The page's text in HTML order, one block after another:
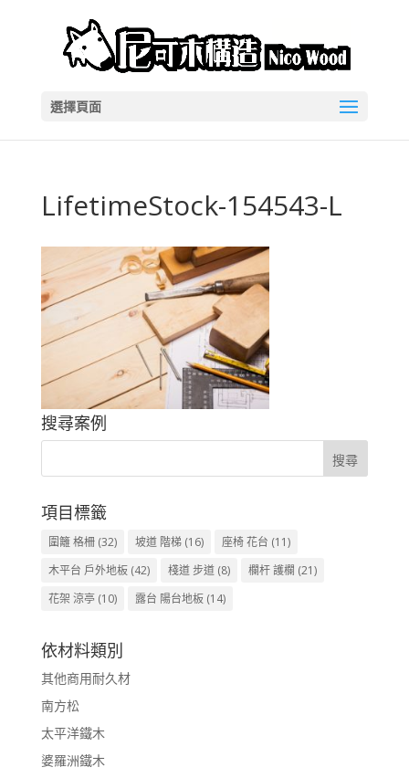
選擇頁面
LifetimeStock-154543-L
搜尋案例
項目標籤
圍籬 格柵(32) 坡道 階梯(16) 座椅 花台 (11)
木平台 戶外地板(42) 棧道 步道(8) 欄杆 護欄 (21)
花架 涼亭(10) 露台 陽台地板(14)
依材料類別
其他商用耐久材
南方松
太平洋鐵木
婆羅洲鐵木